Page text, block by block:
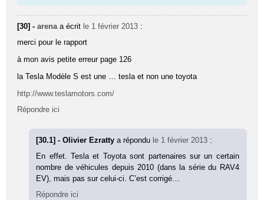
[30] -arena a écrit le 1 février 2013 :
merci pour le rapport
à mon avis petite erreur page 126
la Tesla Modèle S est une … tesla et non une toyota
http://www.teslamotors.com/
Répondre ici
[30.1] - Olivier Ezrattya répondu le 1 février 2013 :
En effet. Tesla et Toyota sont partenaires sur un certain
nombre de véhicules depuis 2010 (dans la série du RAV4
EV), mais pas sur celui-ci. C’est corrigé…
Répondre ici